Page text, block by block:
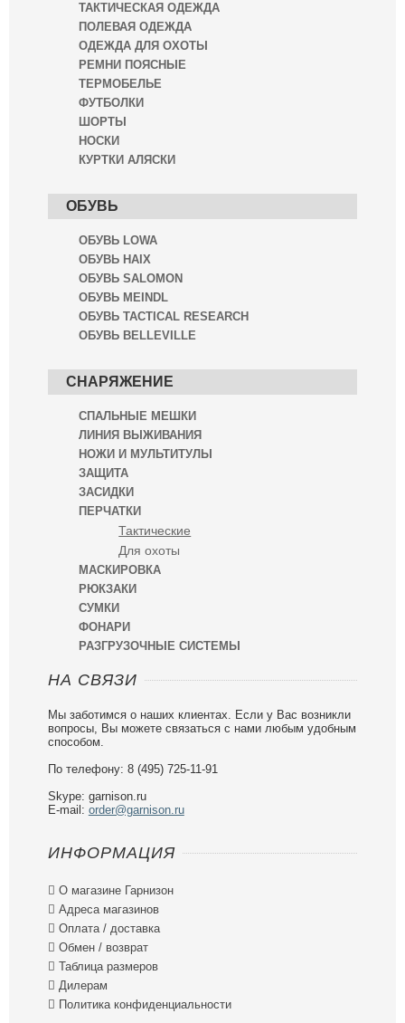
ТАКТИЧЕСКАЯ ОДЕЖДА
ПОЛЕВАЯ ОДЕЖДА
ОДЕЖДА ДЛЯ ОХОТЫ
РЕМНИ ПОЯСНЫЕ
ТЕРМОБЕЛЬЕ
ФУТБОЛКИ
ШОРТЫ
НОСКИ
КУРТКИ АЛЯСКИ
ОБУВЬ
ОБУВЬ LOWA
ОБУВЬ HAIX
ОБУВЬ SALOMON
ОБУВЬ MEINDL
ОБУВЬ TACTICAL RESEARCH
ОБУВЬ BELLEVILLE
СНАРЯЖЕНИЕ
СПАЛЬНЫЕ МЕШКИ
ЛИНИЯ ВЫЖИВАНИЯ
НОЖИ И МУЛЬТИТУЛЫ
ЗАЩИТА
ЗАСИДКИ
ПЕРЧАТКИ
Тактические
Для охоты
МАСКИРОВКА
РЮКЗАКИ
СУМКИ
ФОНАРИ
РАЗГРУЗОЧНЫЕ СИСТЕМЫ
НА СВЯЗИ
Мы заботимся о наших клиентах. Если у Вас возникли
вопросы, Вы можете связаться с нами любым удобным
способом.
По телефону: 8 (495) 725-11-91
Skype: garnison.ru
E-mail: order@garnison.ru
ИНФОРМАЦИЯ
 О магазине Гарнизон
 Адреса магазинов
 Оплата / доставка
 Обмен / возврат
 Таблица размеров
 Дилерам
 Политика конфиденциальности